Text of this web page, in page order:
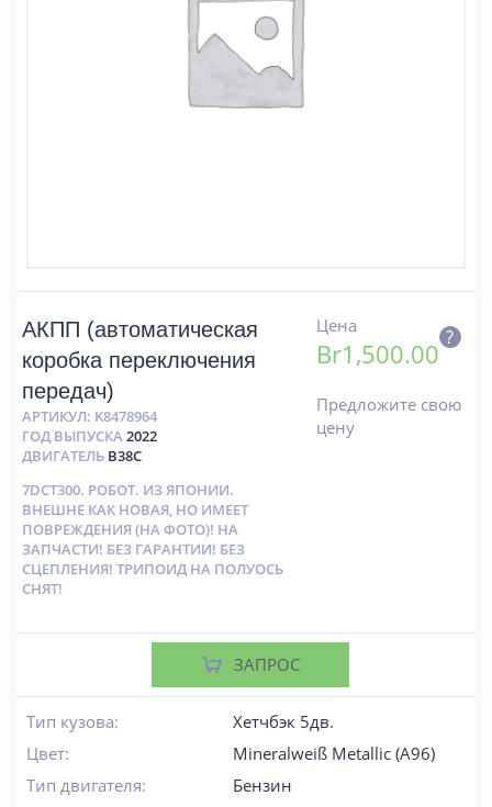
АКПП (автоматическая
коробка переключения
передач)
АРТИКУЛ: K8478964
ГОД ВЫПУСКА2022
ДВИГАТЕЛЬ B38C
7DCT300. РОБОТ. ИЗ ЯПОНИИ.
ВНЕШНЕ КАК НОВАЯ, НО ИМЕЕТ
ПОВРЕЖДЕНИЯ (НА ФОТО)! НА
ЗАПЧАСТИ! БЕЗ ГАРАНТИИ! БЕЗ
СЦЕПЛЕНИЯ! ТРИПОИД НА ПОЛУОСЬ
СНЯТ!
Цена
Br1,500.00
?
Предложите свою
цену
ЗАПРОС
Тип кузова:
Хетчбэк 5дв.
Цвет:
Mineralweiß Metallic (A96)
Тип двигателя:
Бензин